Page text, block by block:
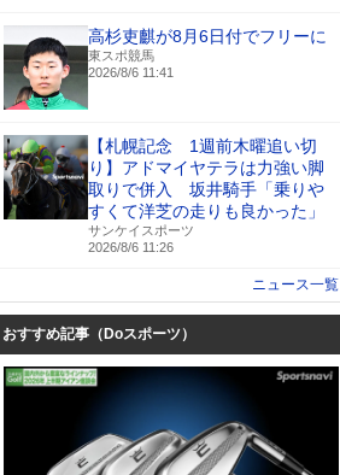
高杉吏麒が8月6日付でフリーに
東スポ競馬
2026/8/6 11:41
【札幌記念 1週前木曜追い切
り】アドマイヤテラは力強い脚
取りで併入 坂井騎手「乗りや
すくて洋芝の走りも良かった」
サンケイスポーツ
2026/8/6 11:26
ニュース一覧
おすすめ記事（Doスポーツ）